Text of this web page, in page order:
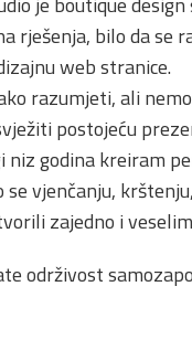
rješenja, bilo da
web stranice.
razumjeti, ali
postojeću
niz godina kreiram
vjenčanju,
zajedno i
održivost